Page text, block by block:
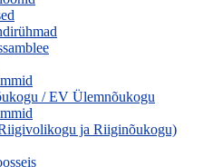
/ EV Ülemnõukogu
ja Riiginõukogu)